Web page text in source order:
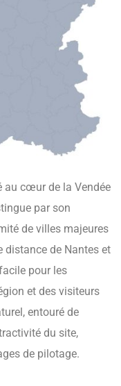
au cœur de la Vendée
par son
de villes majeures
distance de Nantes et
pour les
et des visiteurs
entouré de
du site,
de pilotage.